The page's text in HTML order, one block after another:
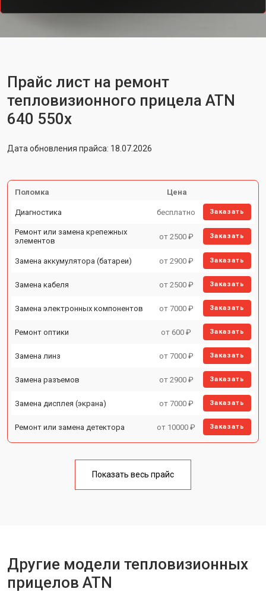
Прайс лист на ремонт
тепловизионного прицела ATN
640 550x
Дата обновления прайса: 18.07.2026
Поломка Цена
Диагностика бесплатно Заказать
Ремонт или замена крепежных
элементов
от 2500 ₽ Заказать
Замена аккумулятора (батареи) от 2900 ₽ Заказать
Замена кабеля от 2500 ₽ Заказать
Замена электронных компонентов от 7000 ₽ Заказать
Ремонт оптики от 600 ₽ Заказать
Замена линз от 7000 ₽ Заказать
Замена разъемов от 2900 ₽ Заказать
Замена дисплея (экрана) от 7000 ₽ Заказать
Ремонт или замена детектора от 10000 ₽ Заказать
Показать весь прайс
Другие модели тепловизионных
прицелов ATN